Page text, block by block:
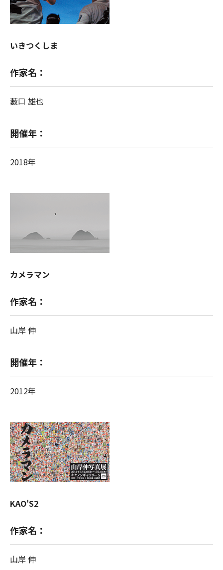
いきつくしま
作家名：
藪口 雄也
開催年：
2018年
カメラマン
作家名：
山岸 伸
開催年：
2012年
KAO'S2
作家名：
山岸 伸